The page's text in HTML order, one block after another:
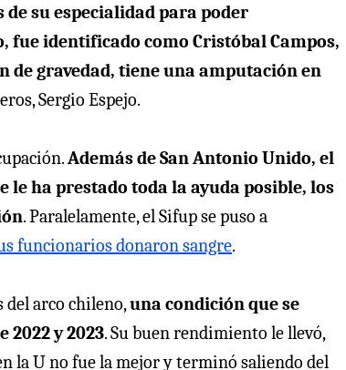
su especialidad para poder
fue identificado como Cristóbal Campos,
de gravedad, tiene una amputación en
Sergio Espejo.
Además de San Antonio Unido, el
le ha prestado toda la ayuda posible, los
. Paralelamente, el Sifup se puso a
funcionarios donaron sangre.
del arco chileno,una condición que se
2022 y 2023. Su buen rendimiento le llevó,
la U no fue la mejor y terminó saliendo del